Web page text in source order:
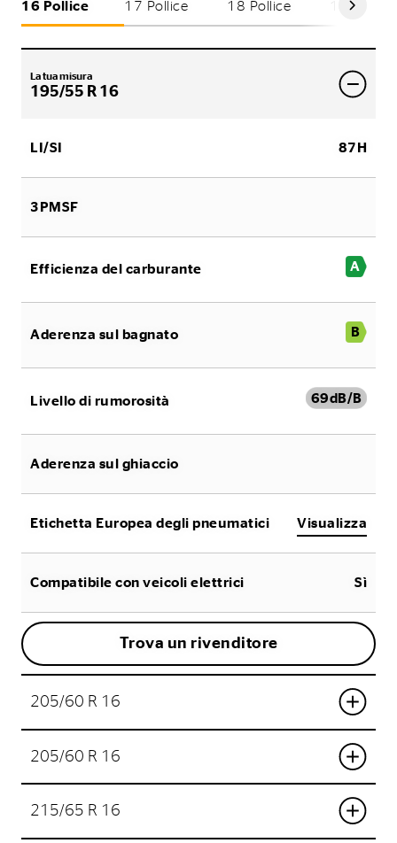
16 Pollice 17 Pollice 18 Pollice 19 Pollice
La tua misura
195/55 R 16
LI/SI 87H
3PMSF
Efficienza del carburante A
Aderenza sul bagnato B
Livello di rumorosità 69dB/B
Aderenza sul ghiaccio
Etichetta Europea degli pneumatici Visualizza
Compatibile con veicoli elettrici Sì
Trova un rivenditore
205/60 R 16
205/60 R 16
215/65 R 16